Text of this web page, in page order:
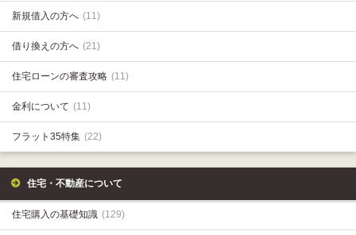
新規借入の方へ (11)
借り換えの方へ (21)
住宅ローンの審査攻略 (11)
金利について (11)
フラット35特集 (22)
住宅・不動産について
住宅購入の基礎知識 (129)